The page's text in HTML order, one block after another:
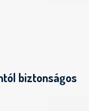
biztonságos